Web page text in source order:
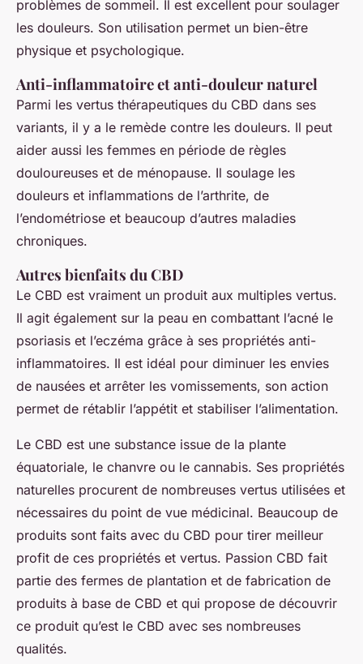
problèmes de sommeil. Il est excellent pour soulager
les douleurs. Son utilisation permet un bien-être
physique et psychologique.
Anti-inflammatoire et anti-douleur naturel
Parmi les vertus thérapeutiques du CBD dans ses
variants, il y a le remède contre les douleurs. Il peut
aider aussi les femmes en période de règles
douloureuses et de ménopause. Il soulage les
douleurs et inflammations de l’arthrite, de
l’endométriose et beaucoup d’autres maladies
chroniques.
Autres bienfaits du CBD
Le CBD est vraiment un produit aux multiples vertus.
Il agit également sur la peau en combattant l’acné le
psoriasis et l’eczéma grâce à ses propriétés anti-
inflammatoires. Il est idéal pour diminuer les envies
de nausées et arrêter les vomissements, son action
permet de rétablir l’appétit et stabiliser l’alimentation.
Le CBD est une substance issue de la plante
équatoriale, le chanvre ou le cannabis. Ses propriétés
naturelles procurent de nombreuses vertus utilisées et
nécessaires du point de vue médicinal. Beaucoup de
produits sont faits avec du CBD pour tirer meilleur
profit de ces propriétés et vertus. Passion CBD fait
partie des fermes de plantation et de fabrication de
produits à base de CBD et qui propose de découvrir
ce produit qu’est le CBD avec ses nombreuses
qualités.